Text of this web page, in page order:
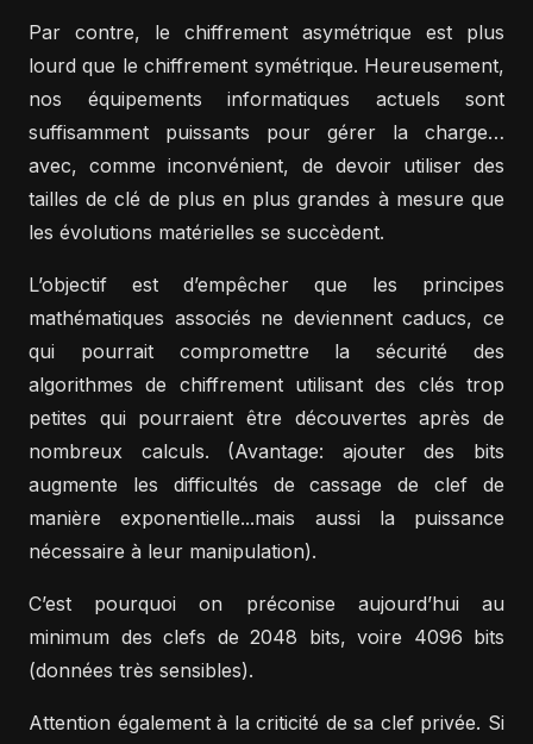
Par contre, le chiffrement asymétrique est plus
lourd que le chiffrement symétrique. Heureusement,
nos équipements informatiques actuels sont
suffisamment puissants pour gérer la charge…
avec, comme inconvénient, de devoir utiliser des
tailles de clé de plus en plus grandes à mesure que
les évolutions matérielles se succèdent.
L’objectif est d’empêcher que les principes
mathématiques associés ne deviennent caducs, ce
qui pourrait compromettre la sécurité des
algorithmes de chiffrement utilisant des clés trop
petites qui pourraient être découvertes après de
nombreux calculs. (Avantage: ajouter des bits
augmente les difficultés de cassage de clef de
manière exponentielle...mais aussi la puissance
nécessaire à leur manipulation).
C’est pourquoi on préconise aujourd’hui au
minimum des clefs de 2048 bits, voire 4096 bits
(données très sensibles).
Attention également à la criticité de sa clef privée. Si